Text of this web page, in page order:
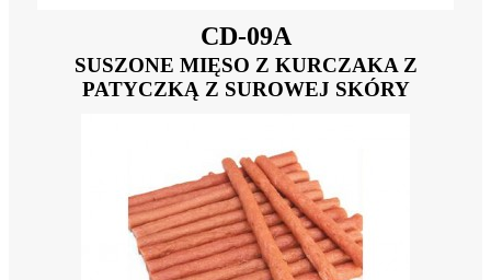
CD-09A
SUSZONE MIĘSO Z KURCZAKA Z
PATYCZKĄ Z SUROWEJ SKÓRY